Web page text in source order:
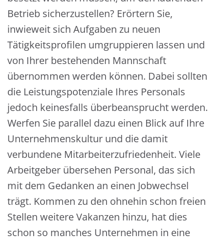
Betrieb sicherzustellen? Erörtern Sie,
inwieweit sich Aufgaben zu neuen
Tätigkeitsprofilen umgruppieren lassen und
von Ihrer bestehenden Mannschaft
übernommen werden können. Dabei sollten
die Leistungspotenziale Ihres Personals
jedoch keinesfalls überbeansprucht werden.
Werfen Sie parallel dazu einen Blick auf Ihre
Unternehmenskultur und die damit
verbundene Mitarbeiterzufriedenheit. Viele
Arbeitgeber übersehen Personal, das sich
mit dem Gedanken an einen Jobwechsel
trägt. Kommen zu den ohnehin schon freien
Stellen weitere Vakanzen hinzu, hat dies
schon so manches Unternehmen in eine